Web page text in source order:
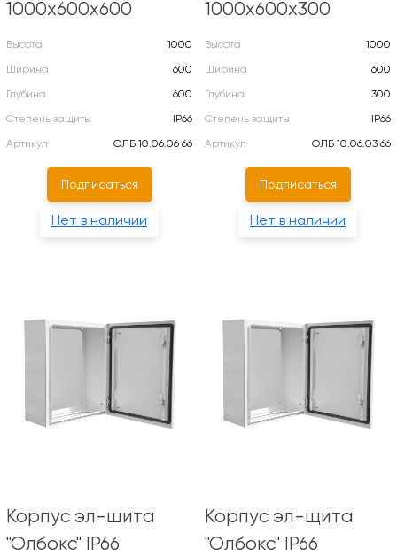
1000х600х600
Высота
1000
Ширина
600
Глубина
600
Степень защиты
IP66
Артикул
ОЛБ 10.06.06 66
Подписаться
Нет в наличии
1000х600х300
Высота
1000
Ширина
600
Глубина
300
Степень защиты
IP66
Артикул
ОЛБ 10.06.03 66
Подписаться
Нет в наличии
Корпус эл-щита
"Олбокс" IP66
Корпус эл-щита
"Олбокс" IP66